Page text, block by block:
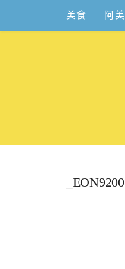
content
美食 阿
_EON9200